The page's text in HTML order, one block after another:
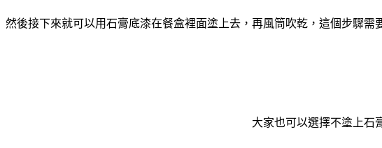
然後接下來就可以用石膏底漆在餐盒裡面塗上去，再風筒吹乾，這個步驟
大家也可以選擇不塗上石